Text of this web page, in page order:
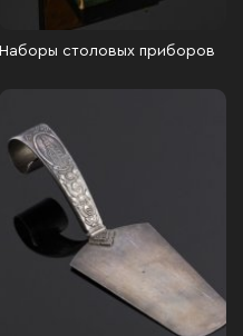
Наборы столовых приборов